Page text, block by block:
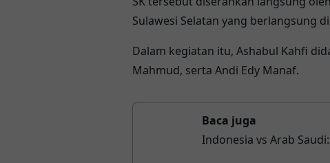
Sulawesi Selatan yang berlangsung
Dalam kegiatan itu, Ashabul Kahfi
Mahmud, serta Andi Edy Manaf.
Baca juga
Indonesia vs Arab